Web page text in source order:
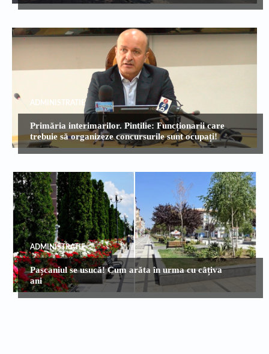
ADMINISTRATIE
Primăria interimarilor. Pintilie: Funcționarii care
trebuie să organizeze concursurile sunt ocupați!
ADMINISTRATIE
Pașcaniul se usucă! Cum arăta în urma cu câțiva
ani